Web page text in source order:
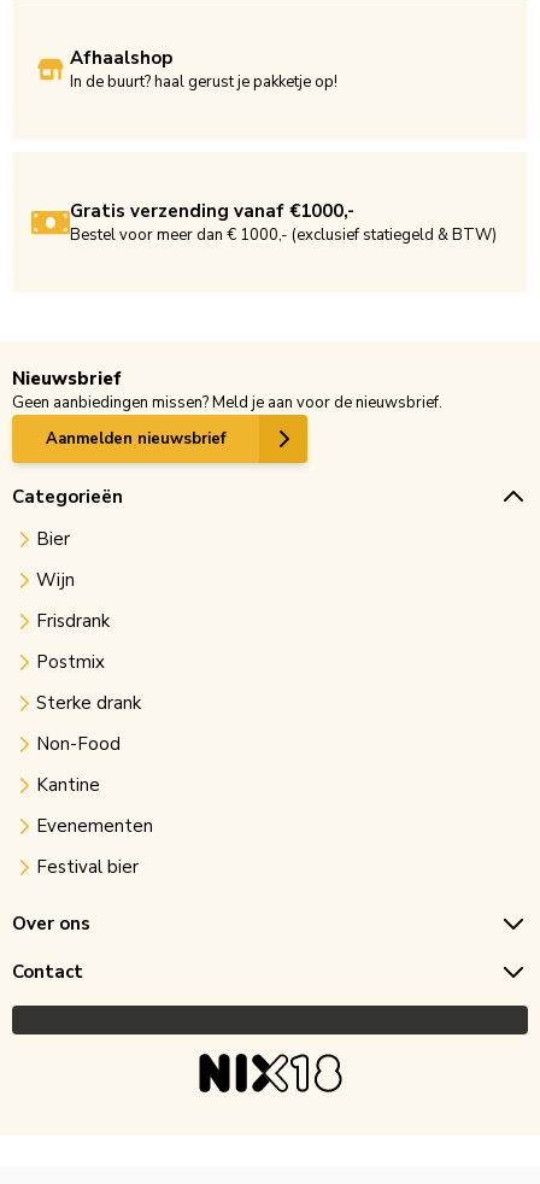
Afhaalshop
In de buurt? haal gerust je pakketje op!
Gratis verzending vanaf €1000,-
Bestel voor meer dan € 1000,- (exclusief statiegeld & BTW)
Nieuwsbrief
Geen aanbiedingen missen? Meld je aan voor de nieuwsbrief.
Aanmelden nieuwsbrief
Categorieën
Bier
Wijn
Frisdrank
Postmix
Sterke drank
Non-Food
Kantine
Evenementen
Festival bier
Over ons
Contact